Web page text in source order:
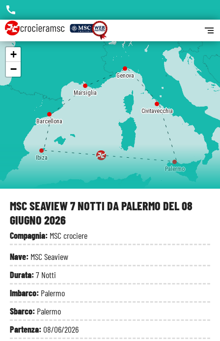
MSC SEAVIEW 7 NOTTI DA PALERMO DEL 08
GIUGNO 2026
Compagnia: MSC crociere
Nave: MSC Seaview
Durata:7 Notti
Imbarco: Palermo
Sbarco: Palermo
Partenza: 08/06/2026
Palermo
Ibiza
Barcellona
Marsiglia
Genova
Civitavecchia
+
−
call
segment